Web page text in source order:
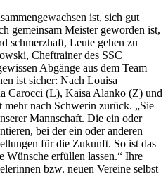
ist, sich gut
gemeinsam Meister geworden ist,
schmerzhaft, Leute gehen zu
Cheftrainer des SSC
Abgänge aus dem Team
ist sicher: Nach Louisa
Carocci (L), Kaisa Alanko (Z) und
nach Schwerin zurück. „Sie
Mannschaft. Die ein oder
bei der ein oder anderen
für die Zukunft. So ist das
Wünsche erfüllen lassen.“ Ihre
bzw. neuen Vereine selbst